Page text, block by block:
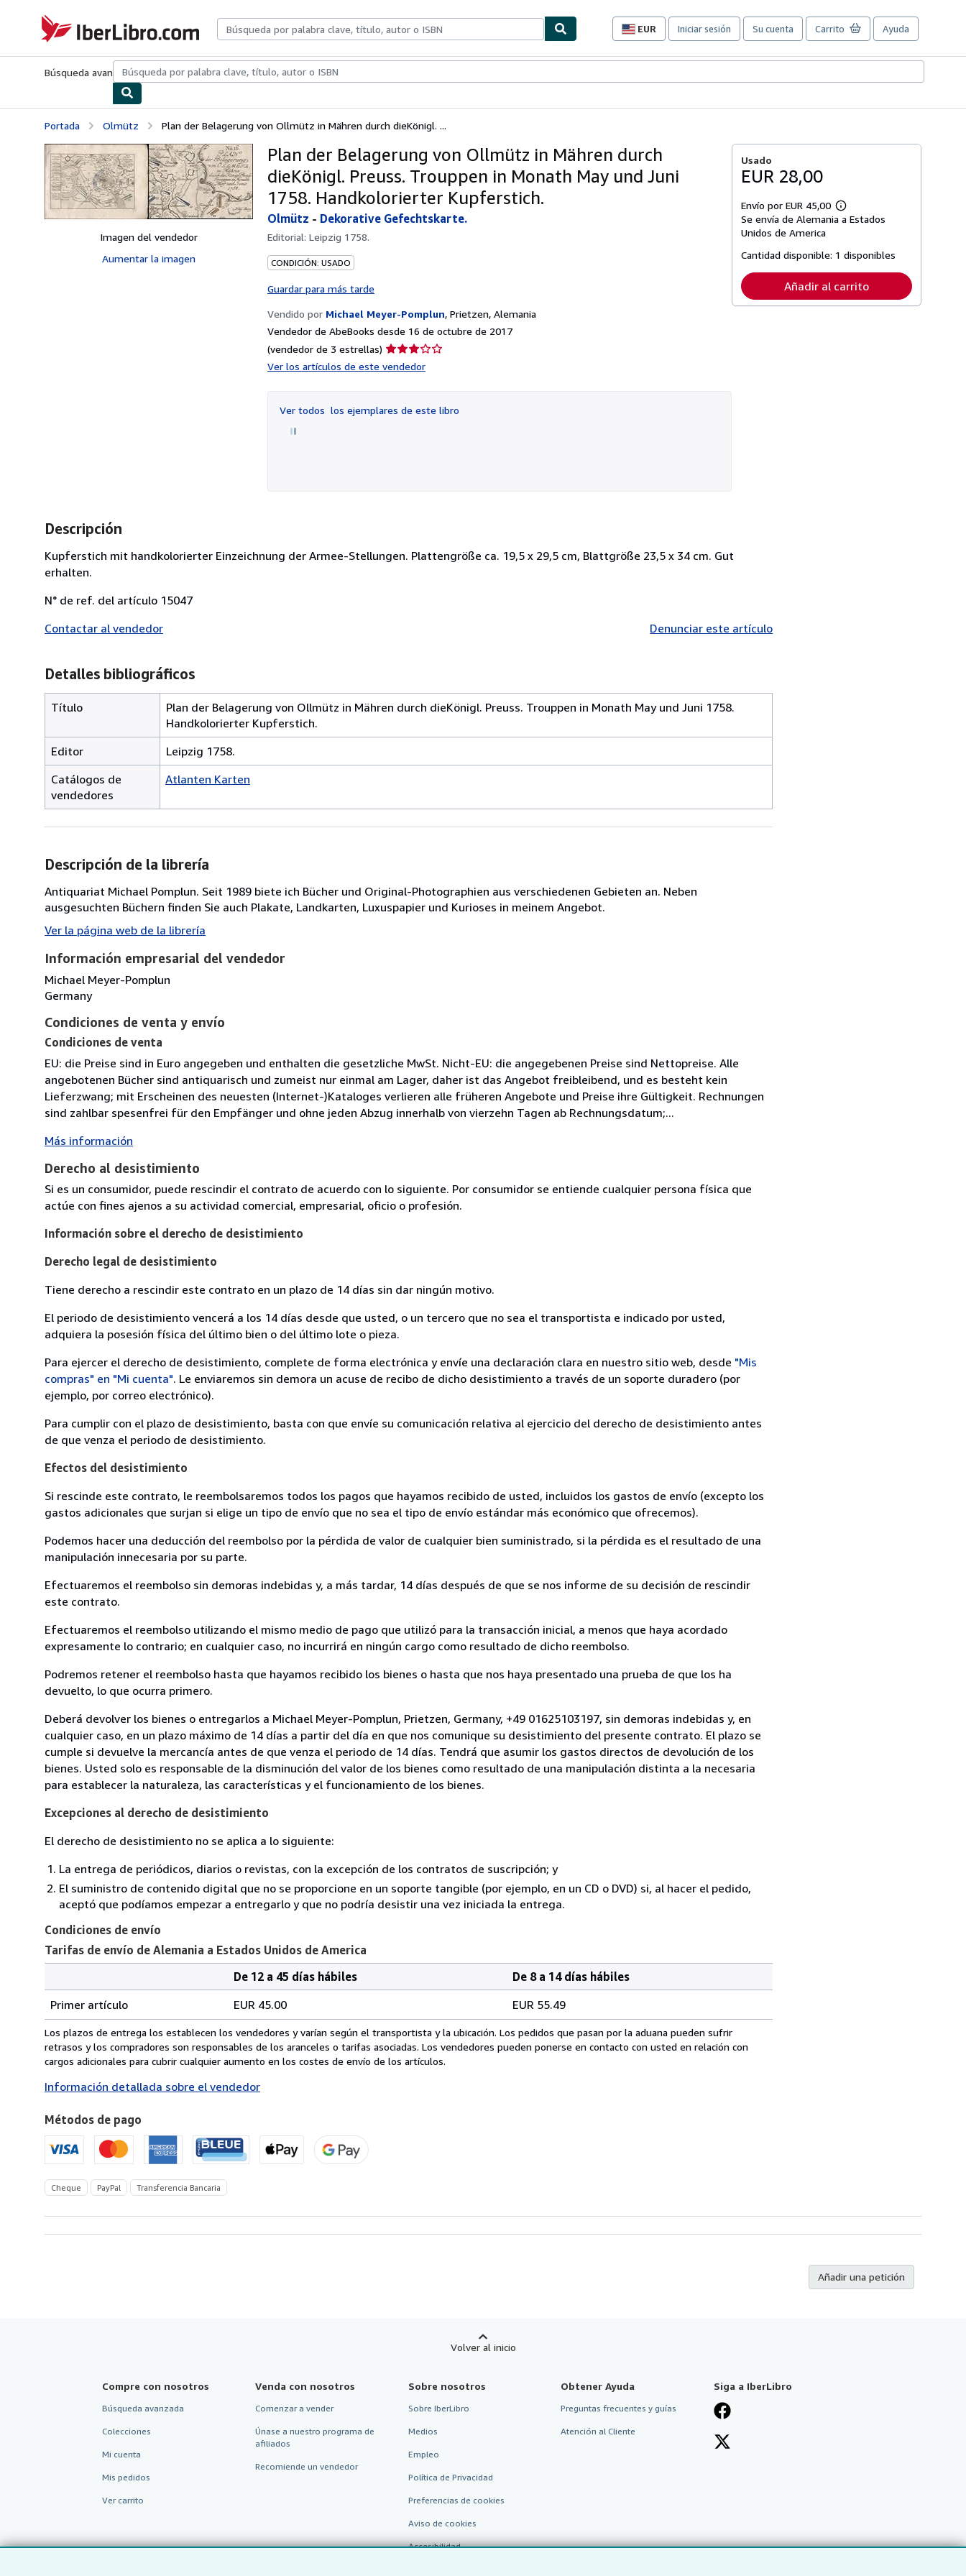
IberLibro.com
EUR
Preferencias
compra
sitio.
Iniciar sesión Su cuenta Carrito Ayuda
Búsqueda avanzadaColecciones Libros antiguosArte y coleccionismo
Portada Olmütz Plan der Belagerung von Ollmütz in Mähren durch dieKönigl. ...
Imagen del vendedor
Aumentar la imagen
Plan der Belagerung von Ollmütz in Mähren durch
dieKönigl. Preuss. Trouppen in Monath May und Juni
1758. Handkolorierter Kupferstich.
Olmütz - Dekorative Gefechtskarte.
Editorial: Leipzig 1758.
CONDICIÓN: USADO
Guardar para más tarde
Vendido por Michael Meyer-Pomplun, Prietzen, Alemania
Vendedor de AbeBooks desde 16 de octubre de 2017
(vendedor de 3 estrellas) Calificación
Ver los artículos de este vendedor
Ver todos los ejemplares de este libro
Usado
EUR 28,00
Envío por EUR 45,00
Más
información
tarifas
envío
Se envía de Alemania a Estados
Unidos de America
Cantidad disponible: 1 disponibles
Añadir al carrito
Descripción
Kupferstich mit handkolorierter Einzeichnung der Armee-Stellungen. Plattengröße ca. 19,5 x 29,5 cm, Blattgröße 23,5 x 34 cm. Gut
erhalten.
N° de ref. del artículo 15047
Contactar al vendedor
Denunciar este artículo
Detalles bibliográficos
Título
Plan der Belagerung von Ollmütz in Mähren durch dieKönigl. Preuss. Trouppen in Monath May und Juni 1758.
Handkolorierter Kupferstich.
Editor
Leipzig 1758.
Catálogos de
vendedores
Atlanten Karten
Descripción de la librería
Antiquariat Michael Pomplun. Seit 1989 biete ich Bücher und Original-Photographien aus verschiedenen Gebieten an. Neben
ausgesuchten Büchern finden Sie auch Plakate, Landkarten, Luxuspapier und Kurioses in meinem Angebot.
Ver la página web de la librería
Información empresarial del vendedor
Michael Meyer-Pomplun
Germany
Condiciones de venta y envío
Condiciones de venta
EU: die Preise sind in Euro angegeben und enthalten die gesetzliche MwSt. Nicht-EU: die angegebenen Preise sind Nettopreise. Alle
angebotenen Bücher sind antiquarisch und zumeist nur einmal am Lager, daher ist das Angebot freibleibend, und es besteht kein
Lieferzwang; mit Erscheinen des neuesten (Internet-)Kataloges verlieren alle früheren Angebote und Preise ihre Gültigkeit. Rechnungen
sind zahlbar spesenfrei für den Empfänger und ohne jeden Abzug innerhalb von vierzehn Tagen ab Rechnungsdatum;...
Más información
Derecho al desistimiento
Si es un consumidor, puede rescindir el contrato de acuerdo con lo siguiente. Por consumidor se entiende cualquier persona física que
actúe con fines ajenos a su actividad comercial, empresarial, oficio o profesión.
Información sobre el derecho de desistimiento
Derecho legal de desistimiento
Tiene derecho a rescindir este contrato en un plazo de 14 días sin dar ningún motivo.
El periodo de desistimiento vencerá a los 14 días desde que usted, o un tercero que no sea el transportista e indicado por usted,
adquiera la posesión física del último bien o del último lote o pieza.
Para ejercer el derecho de desistimiento, complete de forma electrónica y envíe una declaración clara en nuestro sitio web, desde "Mis
compras" en "Mi cuenta". Le enviaremos sin demora un acuse de recibo de dicho desistimiento a través de un soporte duradero (por
ejemplo, por correo electrónico).
Para cumplir con el plazo de desistimiento, basta con que envíe su comunicación relativa al ejercicio del derecho de desistimiento antes
de que venza el periodo de desistimiento.
Efectos del desistimiento
Si rescinde este contrato, le reembolsaremos todos los pagos que hayamos recibido de usted, incluidos los gastos de envío (excepto los
gastos adicionales que surjan si elige un tipo de envío que no sea el tipo de envío estándar más económico que ofrecemos).
Podemos hacer una deducción del reembolso por la pérdida de valor de cualquier bien suministrado, si la pérdida es el resultado de una
manipulación innecesaria por su parte.
Efectuaremos el reembolso sin demoras indebidas y, a más tardar, 14 días después de que se nos informe de su decisión de rescindir
este contrato.
Efectuaremos el reembolso utilizando el mismo medio de pago que utilizó para la transacción inicial, a menos que haya acordado
expresamente lo contrario; en cualquier caso, no incurrirá en ningún cargo como resultado de dicho reembolso.
Podremos retener el reembolso hasta que hayamos recibido los bienes o hasta que nos haya presentado una prueba de que los ha
devuelto, lo que ocurra primero.
Deberá devolver los bienes o entregarlos a Michael Meyer-Pomplun, Prietzen, Germany, +49 01625103197, sin demoras indebidas y, en
cualquier caso, en un plazo máximo de 14 días a partir del día en que nos comunique su desistimiento del presente contrato. El plazo se
cumple si devuelve la mercancía antes de que venza el periodo de 14 días. Tendrá que asumir los gastos directos de devolución de los
bienes. Usted solo es responsable de la disminución del valor de los bienes como resultado de una manipulación distinta a la necesaria
para establecer la naturaleza, las características y el funcionamiento de los bienes.
Excepciones al derecho de desistimiento
El derecho de desistimiento no se aplica a lo siguiente:
La entrega de periódicos, diarios o revistas, con la excepción de los contratos de suscripción; y
El suministro de contenido digital que no se proporcione en un soporte tangible (por ejemplo, en un CD o DVD) si, al hacer el pedido,
aceptó que podíamos empezar a entregarlo y que no podría desistir una vez iniciada la entrega.
Condiciones de envío
Tarifas de envío de Alemania a Estados Unidos de America
de
envío
de
Alemania
Estados
de
America
pedido
De 12 a 45 días hábiles
De 8 a 14 días hábiles
Primer artículo
EUR 45.00 EUR 55.49
Los plazos de entrega los establecen los vendedores y varían según el transportista y la ubicación. Los pedidos que pasan por la aduana pueden sufrir
retrasos y los compradores son responsables de los aranceles o tarifas asociadas. Los vendedores pueden ponerse en contacto con usted en relación con
cargos adicionales para cubrir cualquier aumento en los costes de envío de los artículos.
Información detallada sobre el vendedor
Métodos de pago
Cheque PayPal Transferencia Bancaria
Añadir una petición
Volver al inicio
Compre con nosotros
Búsqueda avanzada
Colecciones
Mi cuenta
Mis pedidos
Ver carrito
Venda con nosotros
Comenzar a vender
Únase a nuestro programa de
afiliados
Recomiende un vendedor
Sobre nosotros
Sobre IberLibro
Medios
Empleo
Política de Privacidad
Preferencias de cookies
Aviso de cookies
Accesibilidad
Obtener Ayuda
Preguntas frecuentes y guías
Atención al Cliente
Siga a IberLibro